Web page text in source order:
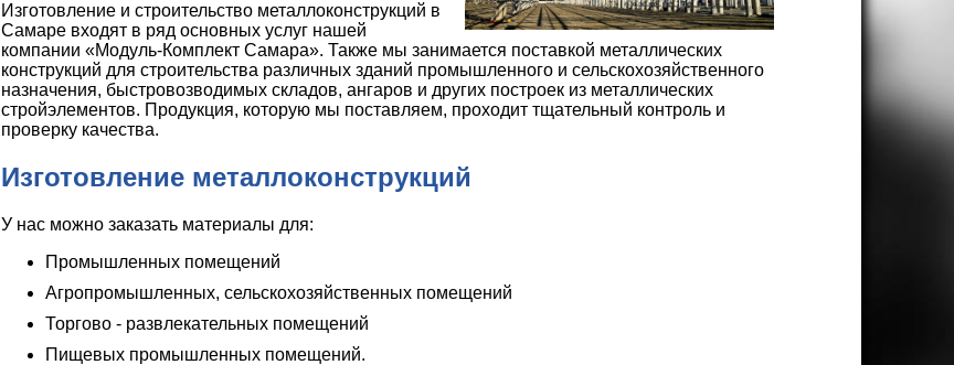
Изготовление и строительство металлоконструкций в
Самаре входят в ряд основных услуг нашей
компании «Модуль-Комплект Самара». Также мы занимается поставкой металлических
конструкций для строительства различных зданий промышленного и сельскохозяйственного
назначения, быстровозводимых складов, ангаров и других построек из металлических
стройэлементов. Продукция, которую мы поставляем, проходит тщательный контроль и
проверку качества.
Изготовление металлоконструкций
У нас можно заказать материалы для:
Промышленных помещений
Агропромышленных, сельскохозяйственных помещений
Торгово - развлекательных помещений
Пищевых промышленных помещений.